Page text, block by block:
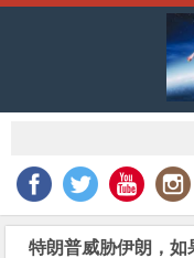
[ZH] 特朗普威胁伊朗，